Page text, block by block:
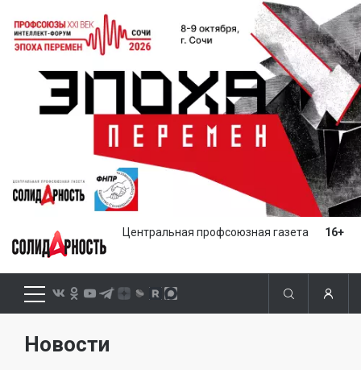
Центральная профсоюзная газета 16+
Новости